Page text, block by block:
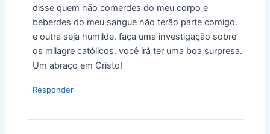
disse quem não comerdes do meu corpo e
beberdes do meu sangue não terão parte comigo.
e outra seja humilde. faça uma investigação sobre
os milagre católicos. você irá ter uma boa surpresa.
Um abraço em Cristo!
Responder